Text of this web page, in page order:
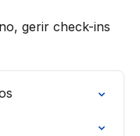
gerir check-ins